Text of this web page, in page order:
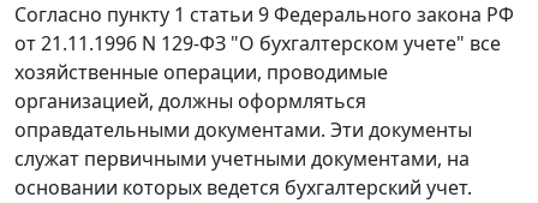
Согласно пункту 1 статьи 9Федерального закона РФ
от 21.11.1996 N 129-ФЗ "О бухгалтерском учете" все
хозяйственные операции, проводимые
организацией, должны оформляться
оправдательными документами. Эти документы
служат первичными учетными документами, на
основании которых ведется бухгалтерский учет.